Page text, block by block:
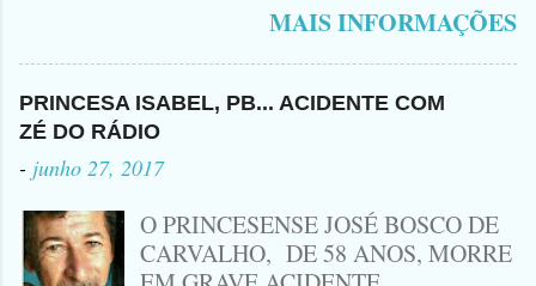
no Sertão da Paraíba, o Lendário
Leozinho . Segundo informações , o
Criminoso Leonardo, 22 anos, foi
atingido com disparo de calibre 12. O
Procurado pela Justiça havia matado
a Namorada dele, Fabrícia Nogueira ,
Peixeira. Ele deu mais de 10 Facadas
na Adolescente.
MAIS INFORMAÇÕES
PRINCESA ISABEL, PB... ACIDENTE COM
ZÉ DO RÁDIO
- junho 27, 2017
O PRINCESENSE JOSÉ BOSCO DE
CARVALHO, DE 58 ANOS, MORRE